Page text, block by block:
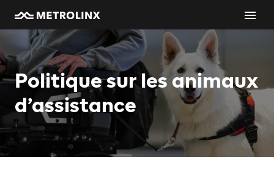
Politique sur les animaux
d’assistance